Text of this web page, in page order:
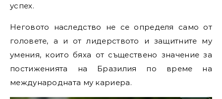
успех.
Неговото наследство не се определя само от
головете, а и от лидерството и защитните му
умения, които бяха от съществено значение за
постиженията на Бразилия по време на
международната му кариера.